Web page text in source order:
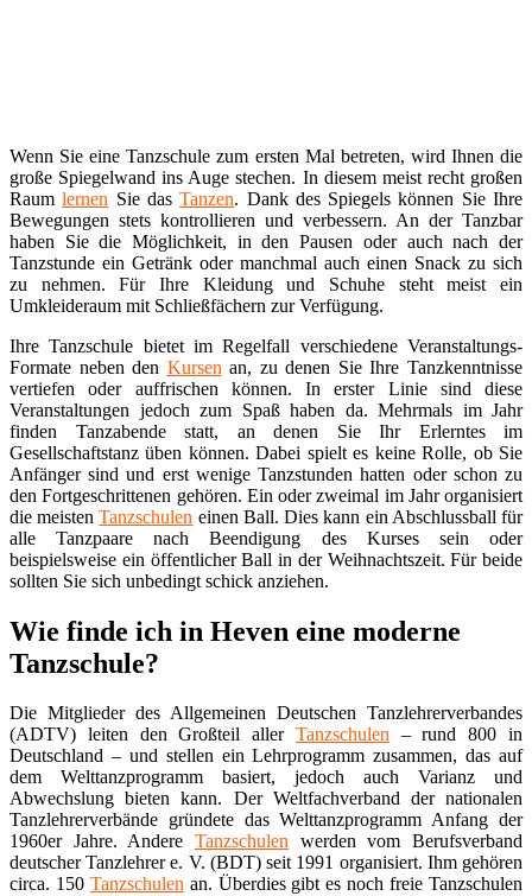
Wenn Sie eine Tanzschule zum ersten Mal betreten, wird Ihnen die
große Spiegelwand ins Auge stechen. In diesem meist recht großen
Raumlernen Sie dasTanzen. Dank des Spiegels können Sie Ihre
Bewegungen stets kontrollieren und verbessern. An der Tanzbar
haben Sie die Möglichkeit, in den Pausen oder auch nach der
Tanzstunde ein Getränk oder manchmal auch einen Snack zu sich
zu nehmen. Für Ihre Kleidung und Schuhe steht meist ein
Umkleideraum mit Schließfächern zur Verfügung.
Ihre Tanzschule bietet im Regelfall verschiedene Veranstaltungs-
Formate neben den Kursen an, zu denen Sie Ihre Tanzkenntnisse
vertiefen oder auffrischen können. In erster Linie sind diese
Veranstaltungen jedoch zum Spaß haben da. Mehrmals im Jahr
finden Tanzabende statt, an denen Sie Ihr Erlerntes im
Gesellschaftstanz üben können. Dabei spielt es keine Rolle, ob Sie
Anfänger sind und erst wenige Tanzstunden hatten oder schon zu
den Fortgeschrittenen gehören. Ein oder zweimal im Jahr organisiert
die meistenTanzschulen einen Ball. Dies kann ein Abschlussball für
alle Tanzpaare nach Beendigung des Kurses sein oder
beispielsweise ein öffentlicher Ball in der Weihnachtszeit. Für beide
sollten Sie sich unbedingt schick anziehen.
Wie finde ich in Heven eine moderne
Tanzschule?
Die Mitglieder des Allgemeinen Deutschen Tanzlehrerverbandes
(ADTV) leiten den Großteil aller Tanzschulen– rund 800 in
Deutschland – und stellen ein Lehrprogramm zusammen, das auf
dem Welttanzprogramm basiert, jedoch auch Varianz und
Abwechslung bieten kann. Der Weltfachverband der nationalen
Tanzlehrerverbände gründete das Welttanzprogramm Anfang der
1960er Jahre. Andere Tanzschulen werden vom Berufsverband
deutscher Tanzlehrer e. V. (BDT) seit 1991 organisiert. Ihm gehören
circa. 150 Tanzschulenan. Überdies gibt es noch freie Tanzschulen